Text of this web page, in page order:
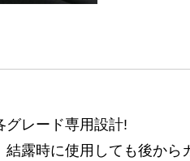
グレード専用設計!
露時に使用しても後か